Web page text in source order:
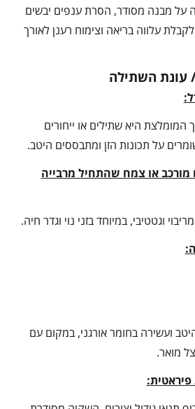
על מבנה מסודר, הסרת ענפים יבשים
עלווה בריאה וצימוח רענן לאורך
עונת השתילה
המומלצת היא שתילים או ייחורים
על תכונות הזן ומתבססים היטב.
או צמח שהתחיל מרבייה
וגטטיבי, במיוחד בזני נוי וגדר חיה.
ועשירה בחומר אורגני, במקום עם
מואר.